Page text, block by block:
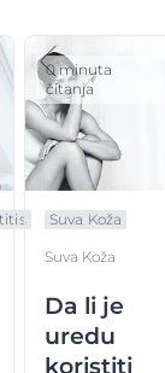
Suva Koža
Suva Koža
Da li je
uredu
koristiti
0 minuta
čitanja